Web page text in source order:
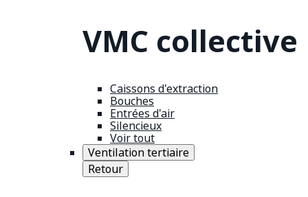
VMC collective
Caissons d'extraction
Bouches
Entrées d'air
Silencieux
Voir tout
Ventilation tertiaire
Retour